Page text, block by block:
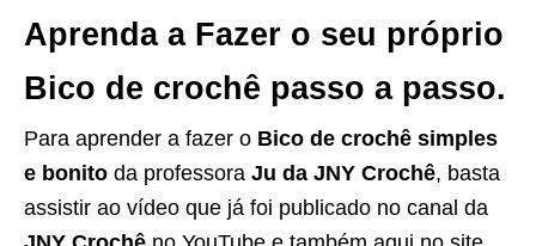
Aprenda a Fazer o seu próprio
Bico de crochê passo a passo.
Para aprender a fazer o Bico de crochê simples
e bonito da professora Ju da JNY Crochê, basta
assistir ao vídeo que já foi publicado no canal da